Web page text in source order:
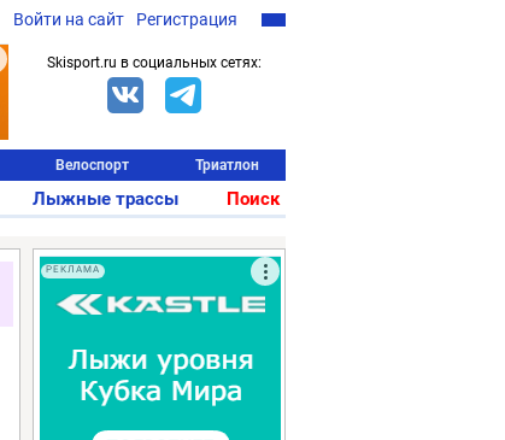
Войти на сайт Регистрация
Skisport.ru в социальных сетях:
Велоспорт Триатлон
Лыжные трассы Поиск
РЕКЛАМА